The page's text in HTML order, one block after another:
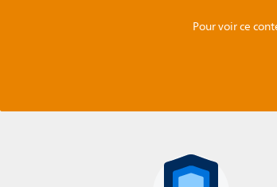
Pour voir ce